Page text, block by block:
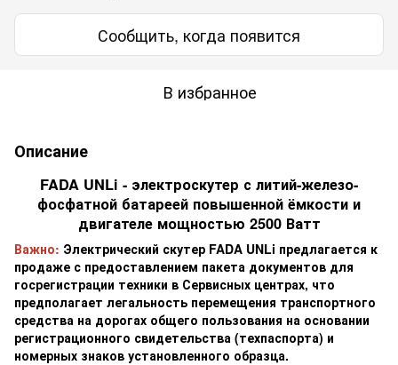
Сообщить, когда появится
В избранное
Описание
FADA UNLi - электроскутер с литий-железо-
фосфатной батареей повышенной ёмкости и
двигателе мощностью 2500 Ватт
Важно: Электрический скутер FADA UNLi предлагается к
продаже с предоставлением пакета документов для
госрегистрации техники в Сервисных центрах, что
предполагает легальность перемещения транспортного
средства на дорогах общего пользования на основании
регистрационного свидетельства (техпаспорта) и
номерных знаков установленного образца.